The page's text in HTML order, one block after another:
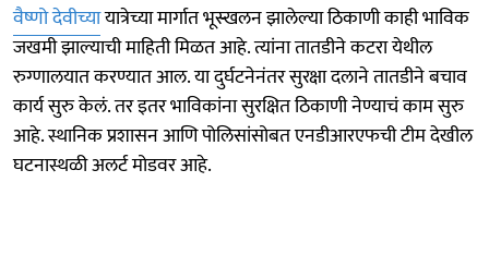
वैष्णो देवीच्यायात्रेच्या मार्गात भूस्खलन झालेल्या ठिकाणी काही भाविक
जखमी झाल्याची माहिती मिळत आहे. त्यांना तातडीने कटरा येथील
रुग्णालयात करण्यात आल. या दुर्घटनेनंतर सुरक्षा दलाने तातडीने बचाव
कार्य सुरु केलं. तर इतर भाविकांना सुरक्षित ठिकाणी नेण्याचं काम सुरु
आहे. स्थानिक प्रशासन आणि पोलिसांसोबत एनडीआरएफची टीम देखील
घटनास्थळी अलर्ट मोडवर आहे.